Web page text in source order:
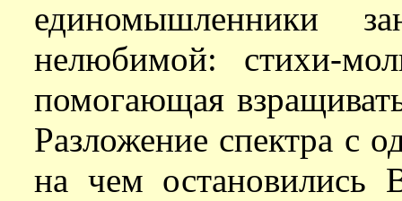
единомышленники
нелюбимой: стихи-
помогающая
Разложение спектра с
на чем остановились